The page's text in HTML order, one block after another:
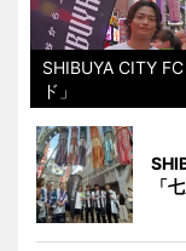
SHIBUYA CITY
ド」
「